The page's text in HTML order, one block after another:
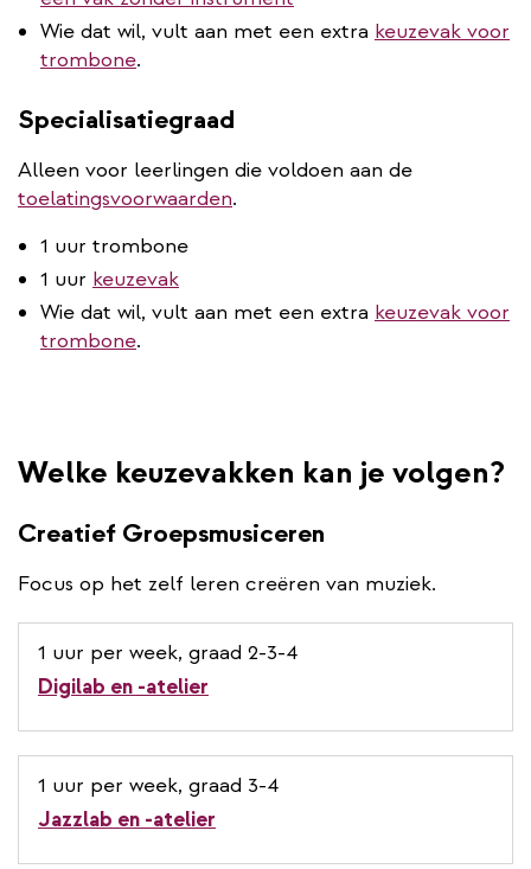
Wie dat wil, vult aan met een extra keuzevak voor
trombone.
Specialisatiegraad
Alleen voor leerlingen die voldoen aan de
toelatingsvoorwaarden.
1 uur trombone
1 uur keuzevak
Wie dat wil, vult aan met een extra keuzevak voor
trombone.
Welke keuzevakken kan je volgen?
Creatief Groepsmusiceren
Focus op het zelf leren creëren van muziek.
1 uur per week, graad 2-3-4
Digilab en -atelier
1 uur per week, graad 3-4
Jazzlab en -atelier